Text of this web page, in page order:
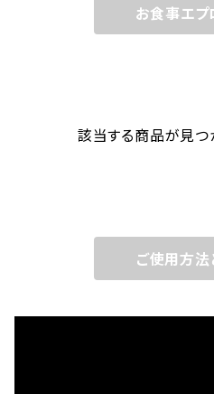
お食事エプ
該当する商品が見つ
ご使用方法